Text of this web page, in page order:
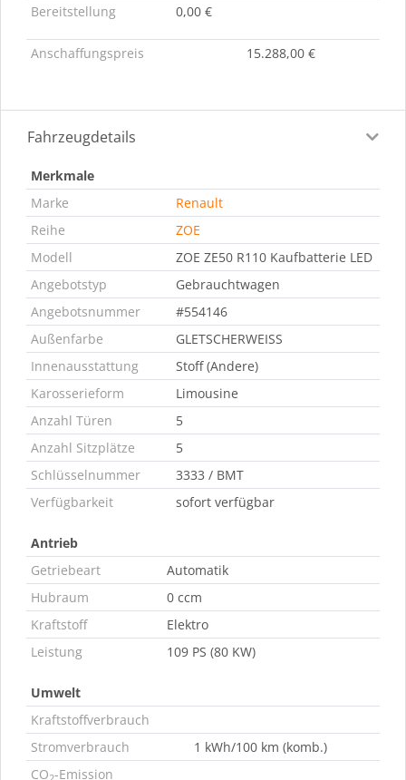
Bereitstellung
0,00 €
Anschaffungspreis 15.288,00 €
Fahrzeugdetails
Merkmale
Marke
Renault
Reihe
ZOE
Modell
ZOE ZE50 R110 Kaufbatterie LED
Angebotstyp
Gebrauchtwagen
Angebotsnummer
#554146
Außenfarbe
GLETSCHERWEISS
Innenausstattung
Stoff (Andere)
Karosserieform
Limousine
Anzahl Türen
5
Anzahl Sitzplätze
5
Schlüsselnummer
3333 / BMT
Verfügbarkeit
sofort verfügbar
Antrieb
Getriebeart
Automatik
Hubraum
0 ccm
Kraftstoff
Elektro
Leistung
109 PS (80 KW)
Umwelt
Kraftstoffverbrauch
Stromverbrauch
1 kWh/100 km (komb.)
CO -Emission